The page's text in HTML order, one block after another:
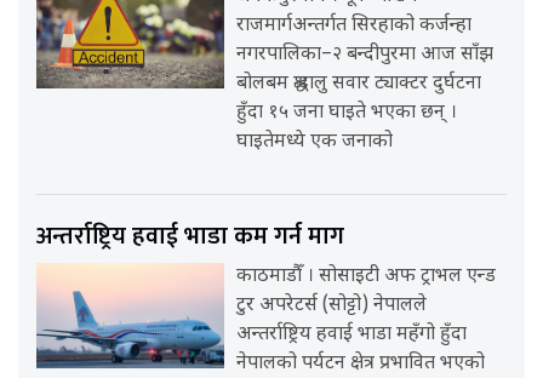
राजमार्गअन्तर्गत सिरहाको कर्जन्हा
नगरपालिका–२ बन्दीपुरमा आज साँझ
बोलबम श्रद्धालु सवार ट्याक्टर दुर्घटना
हुँदा १५ जना घाइते भएका छन् ।
घाइतेमध्ये एक जनाको
अन्तर्राष्ट्रिय हवाई भाडा कम गर्न माग
काठमाडौँ । सोसाइटी अफ ट्राभल एन्ड
टुर अपरेटर्स (सोट्टो) नेपालले
अन्तर्राष्ट्रिय हवाई भाडा महँगो हुँदा
नेपालको पर्यटन क्षेत्र प्रभावित भएको